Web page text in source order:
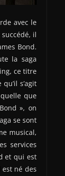
avec le
il
Bond.
la saga
ce titre
s’agit
que
», on
se sont
musical,
services
et qui est
né des